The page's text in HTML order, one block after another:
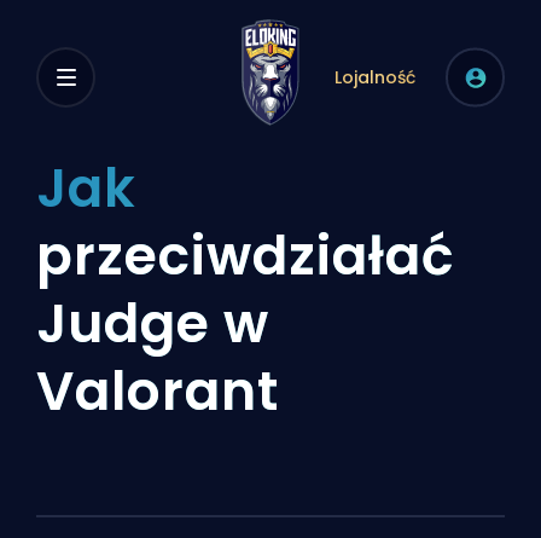
Lojalność
Jak
przeciwdziałać
Judge w
Valorant